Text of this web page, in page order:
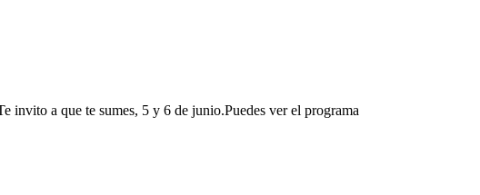
invito a que te sumes, 5 y 6 de junio.Puedes ver el programa